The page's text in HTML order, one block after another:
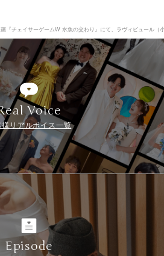
『チェイサーゲームW 水魚の交わり』にて、ラヴィピュール（
Voice
様リアルボイス一覧
Episode